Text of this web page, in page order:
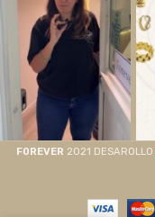
F0REVER 2021 DESAROLLO